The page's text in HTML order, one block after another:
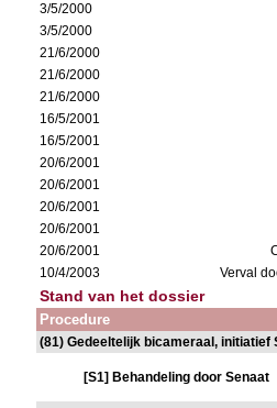
3/5/2000
3/5/2000
21/6/2000
21/6/2000
21/6/2000
16/5/2001
16/5/2001
20/6/2001
20/6/2001
20/6/2001
20/6/2001
20/6/2001
10/4/2003
Verval
Stand van het dossier
Procedure
(81) Gedeeltelijk bicameraal, initiatief
[S1] Behandeling door Senaat